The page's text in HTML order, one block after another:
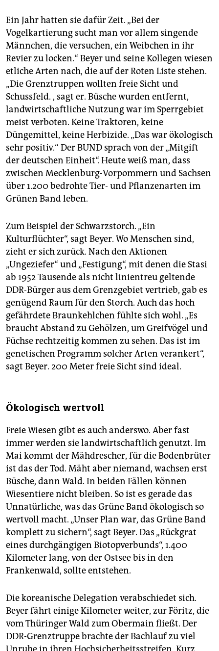
Ein Jahr hatten sie dafür Zeit. „Bei der
Vogelkartierung sucht man vor allem singende
Männchen, die versuchen, ein Weibchen in ihr
Revier zu locken.“ Beyer und seine Kollegen wiesen
etliche Arten nach, die auf der Roten Liste stehen.
„Die Grenztruppen wollten freie Sicht und
Schussfeld. , sagt er. Büsche wurden entfernt,
landwirtschaftliche Nutzung war im Sperrgebiet
meist verboten. Keine Traktoren, keine
Düngemittel, keine Herbizide. „Das war ökologisch
sehr positiv.“ Der BUND sprach von der „Mitgift
der deutschen Einheit“. Heute weiß man, dass
zwischen Mecklenburg-Vorpommern und Sachsen
über 1.200 bedrohte Tier- und Pflanzenarten im
Grünen Band leben.
Zum Beispiel der Schwarzstorch. „Ein
Kulturflüchter“, sagt Beyer. Wo Menschen sind,
zieht er sich zurück. Nach den Aktionen
„Ungeziefer“ und „Festigung“, mit denen die Stasi
ab 1952 Tausende als nicht linientreu geltende
DDR-Bürger aus dem Grenzgebiet vertrieb, gab es
genügend Raum für den Storch. Auch das hoch
gefährdete Braunkehlchen fühlte sich wohl. „Es
braucht Abstand zu Gehölzen, um Greifvögel und
Füchse rechtzeitig kommen zu sehen. Das ist im
genetischen Programm solcher Arten verankert“,
sagt Beyer. 200 Meter freie Sicht sind ideal.
Ökologisch wertvoll
Freie Wiesen gibt es auch anderswo. Aber fast
immer werden sie landwirtschaftlich genutzt. Im
Mai kommt der Mähdrescher, für die Bodenbrüter
ist das der Tod. Mäht aber niemand, wachsen erst
Büsche, dann Wald. In beiden Fällen können
Wiesentiere nicht bleiben. So ist es gerade das
Unnatürliche, was das Grüne Band ökologisch so
wertvoll macht. „Unser Plan war, das Grüne Band
komplett zu sichern“, sagt Beyer. Das „Rückgrat
eines durchgängigen Biotopverbunds“, 1.400
Kilometer lang, von der Ostsee bis in den
Frankenwald, sollte entstehen.
Die koreanische Delegation verabschiedet sich.
Beyer fährt einige Kilometer weiter, zur Föritz, die
vom Thüringer Wald zum Obermain fließt. Der
DDR-Grenztruppe brachte der Bachlauf zu viel